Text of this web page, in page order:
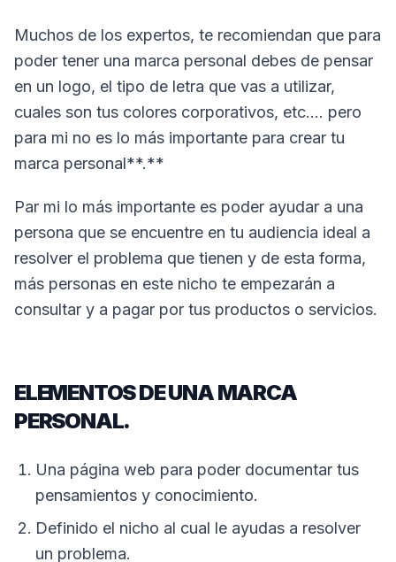
Muchos de los expertos, te recomiendan que para
poder tener una marca personal debes de pensar
en un logo, el tipo de letra que vas a utilizar,
cuales son tus colores corporativos, etc…. pero
para mi no es lo más importante para crear tu
marca personal**.**
Par mi lo más importante es poder ayudar a una
persona que se encuentre en tu audiencia ideal a
resolver el problema que tienen y de esta forma,
más personas en este nicho te empezarán a
consultar y a pagar por tus productos o servicios.
ELEMENTOS DE UNA MARCA
PERSONAL.
Una página web para poder documentar tus
pensamientos y conocimiento.
Definido el nicho al cual le ayudas a resolver
un problema.